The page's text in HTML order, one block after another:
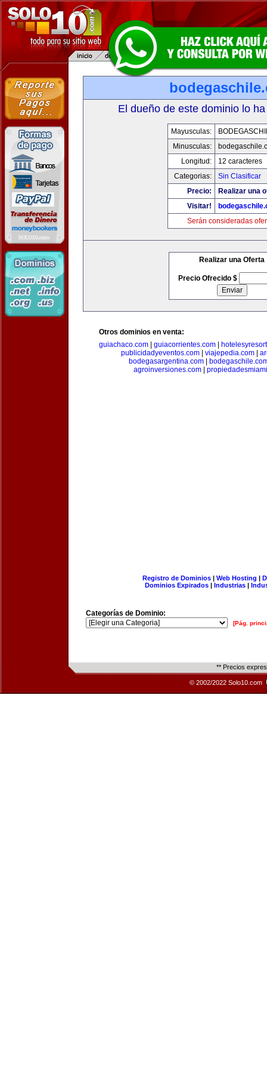
El dueño de este dominio lo
Mayusculas:
Minusculas:
Longitud:
12 caracteres
Categorias:
Sin Clasificar
Precio:
Realizar una
Visitar!
Serán consideradas
Realizar una Oferta
Precio Ofrecido $
Otros dominios en venta:
guiachaco.com
guiacorrientes.com
publicidadyeventos.com| viajepedia.com|
bodegasargentina.com|
agroinversiones.com
Registro de Dominios| Web Hosting |
Dominios Expirados | Industrias |
Categorías de Dominio:
[Pág.
** Precios
© 2002/2022 Solo10.com